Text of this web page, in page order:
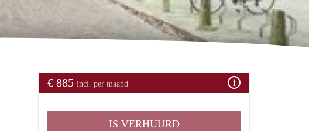
€ 885 incl. per maand
IS VERHUURD